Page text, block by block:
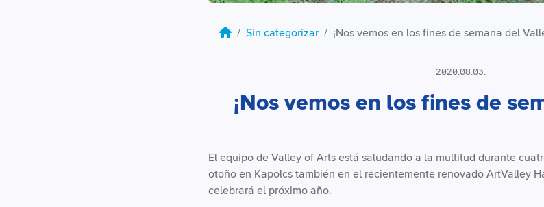
Sin categorizar ¡Nos vemos en los fines de semana del
2020.08.03.
¡Nos vemos en los fines de
El equipo de Valley of Arts está saludando a la multitud durante
otoño en Kapolcs también en el recientemente renovado ArtValley
celebrará el próximo año.